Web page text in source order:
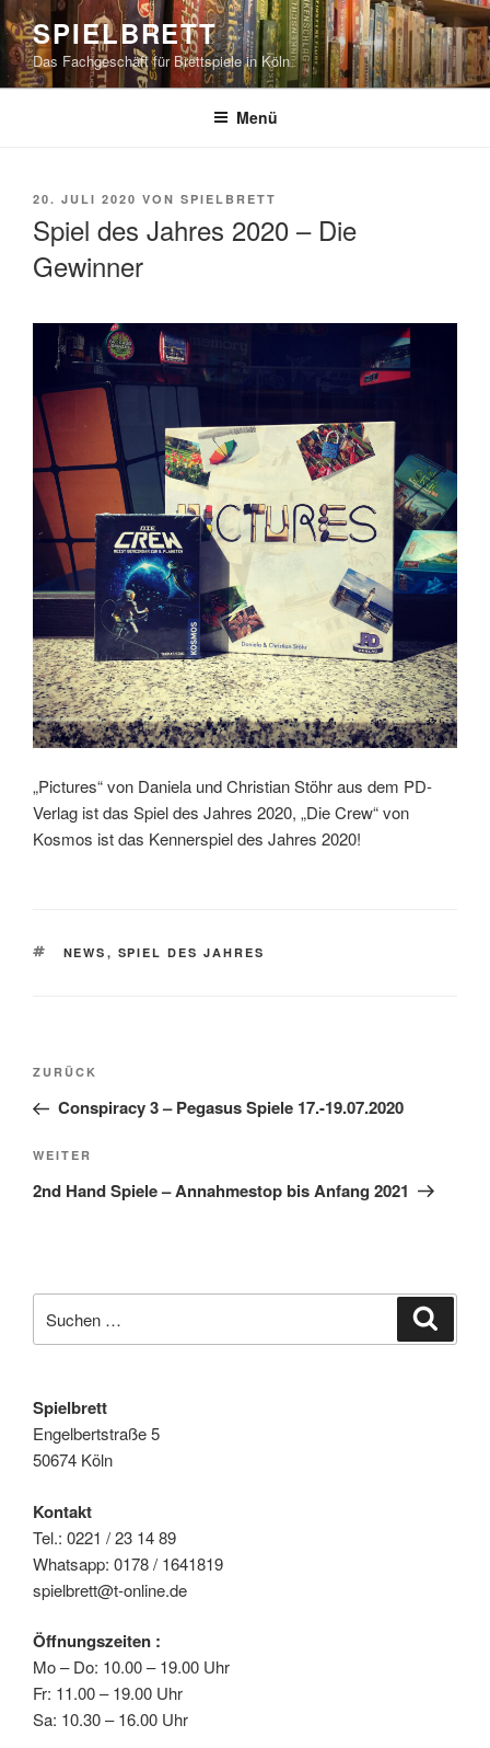
Zum
Inhalt
springen
SPIELBRETT
Das Fachgeschäft für Brettspiele in Köln
Menü
VERÖFFENTLICHT
20. JULI 2020 VON SPIELBRETT
Spiel des Jahres 2020 – Die
Gewinner
„Pictures“ von Daniela und Christian Stöhr aus dem PD-
Verlag ist das Spiel des Jahres 2020, „Die Crew“ von
Kosmos ist das Kennerspiel des Jahres 2020!
SCHLAGWÖRTER
NEWS , SPIEL DES JAHRES
Beitragsnavigation
Vorheriger
Beitrag
ZURÜCK
Conspiracy 3 – Pegasus Spiele 17.-19.07.2020
Nächster
Beitrag
WEITER
2nd Hand Spiele – Annahmestop bis Anfang 2021
nach:
Spielbrett
Engelbertstraße 5
50674 Köln
Kontakt
Tel.: 0221 / 23 14 89
Whatsapp: 0178 / 1641819
spielbrett@t-online.de
Öffnungszeiten :
Mo – Do: 10.00 – 19.00 Uhr
Fr: 11.00 – 19.00 Uhr
Sa: 10.30 – 16.00 Uhr